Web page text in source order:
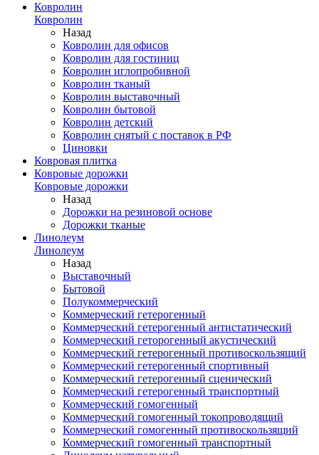
Ковролин
Ковролин
Назад
Ковролин для офисов
Ковролин для гостиниц
Ковролин иглопробивной
Ковролин тканый
Ковролин выставочный
Ковролин бытовой
Ковролин детский
Ковролин снятый с поставок в РФ
Циновки
Ковровая плитка
Ковровые дорожки
Ковровые дорожки
Назад
Дорожки на резиновой основе
Дорожки тканые
Линолеум
Линолеум
Назад
Выставочный
Бытовой
Полукоммерческий
Коммерческий гетерогенный
Коммерческий гетерогенный антистатический
Коммерческий геторогенный акустический
Коммерческий гетерогенный противоскользящий
Коммерческий гетерогенный спортивный
Коммерческий гетерогенный сценический
Коммерческий гетерогенный транспортный
Коммерческий гомогенный
Коммерческий гомогенный токопроводящий
Коммерческий гомогенный противоскользящий
Коммерческий гомогенный транспортный